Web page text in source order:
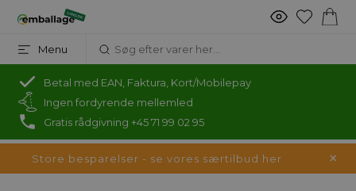
Menu
Betal med EAN, Faktura, Kort/Mobilepay
Ingen fordyrende mellemled
Gratis rådgivning +45 71 99 02 95
Store besparelser - se vores særtilbud her